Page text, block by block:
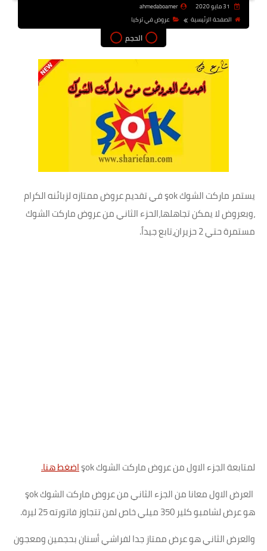
ahmedaboamer
الصفحة الرئيسية
عروض في تركيا
الحجم
يستمر ماركت الشوك şok في تقديم عروض ممتازه لزبائنه الكرام
،وبعروض لا يمكن تجاهلها،الحزء الثاني من عروض ماركت الشوك
مستمرة حتي 2 حزيران،تابع جيداً.
لمتابعة الجزء الاول من عروض ماركت الشوك şok
اضغط هنا.
العرض الاول معانا من الجزء الثاني من عروض ماركت الشوك şok
هو عرض لشامبو كلير 350 ميلي خاص لمن تتجاوز فاتورته 25 ليرة.
والعرض الثاني هو عرض ممتاز جدا لفراشي أسنان بحجمين ومعجون